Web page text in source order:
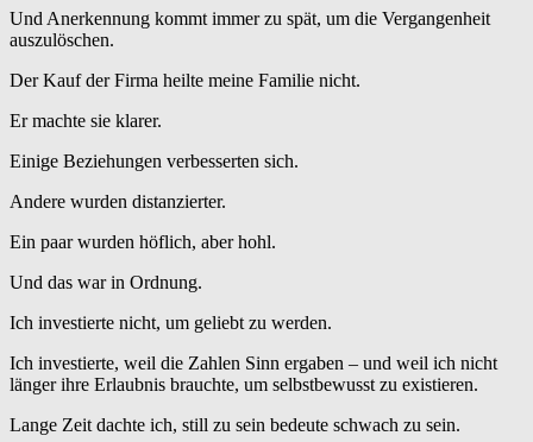
Und Anerkennung kommt immer zu spät, um die Vergangenheit
auszulöschen.
Der Kauf der Firma heilte meine Familie nicht.
Er machte sie klarer.
Einige Beziehungen verbesserten sich.
Andere wurden distanzierter.
Ein paar wurden höflich, aber hohl.
Und das war in Ordnung.
Ich investierte nicht, um geliebt zu werden.
Ich investierte, weil die Zahlen Sinn ergaben – und weil ich nicht
länger ihre Erlaubnis brauchte, um selbstbewusst zu existieren.
Lange Zeit dachte ich, still zu sein bedeute schwach zu sein.